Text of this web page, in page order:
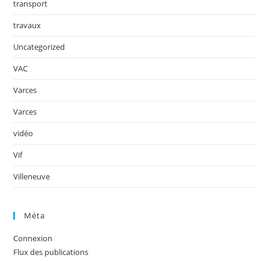
transport
travaux
Uncategorized
VAC
Varces
Varces
vidéo
Vif
Villeneuve
Méta
Connexion
Flux des publications